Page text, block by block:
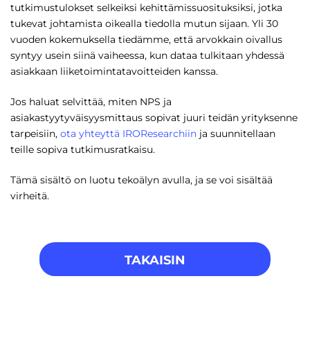
tutkimustulokset selkeiksi kehittämissuosituksiksi, jotka
tukevat johtamista oikealla tiedolla mutun sijaan. Yli 30
vuoden kokemuksella tiedämme, että arvokkain oivallus
syntyy usein siinä vaiheessa, kun dataa tulkitaan yhdessä
asiakkaan liiketoimintatavoitteiden kanssa.
Jos haluat selvittää, miten NPS ja
asiakastyytyväisyysmittaus sopivat juuri teidän yrityksenne
tarpeisiin, ota yhteyttä IROResearchiin ja suunnitellaan
teille sopiva tutkimusratkaisu.
Tämä sisältö on luotu tekoälyn avulla, ja se voi sisältää
virheitä.
TAKAISIN